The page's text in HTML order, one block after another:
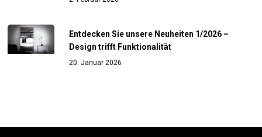
Entdecken Sie unsere Neuheiten 1/2026 –
Design trifft Funktionalität
20. Januar 2026